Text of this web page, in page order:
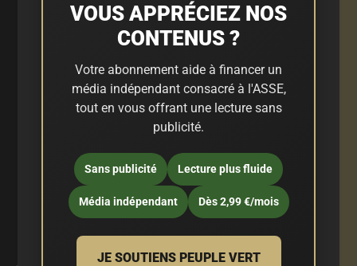
VOUS APPRÉCIEZ NOS
CONTENUS ?
Votre abonnement aide à financer un
média indépendant consacré à l'ASSE,
tout en vous offrant une lecture sans
publicité.
Sans publicité Lecture plus fluide
Média indépendant Dès 2,99 €/mois
JE SOUTIENS PEUPLE VERT